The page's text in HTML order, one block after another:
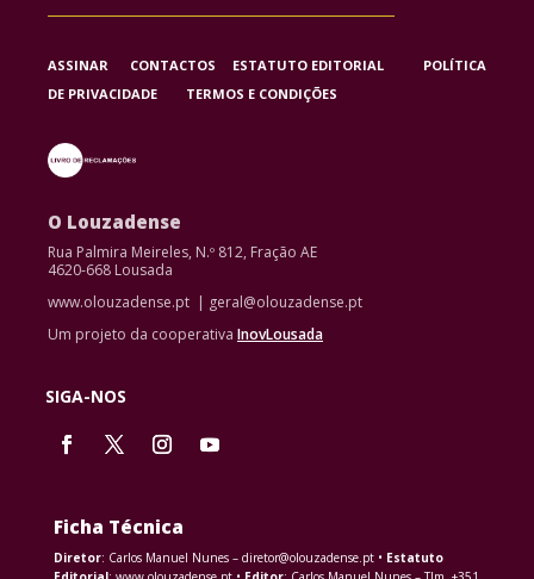
ASSINAR CONTACTOS ESTATUTO EDITORIAL POLÍTICA
DE PRIVACIDADE TERMOS E CONDIÇÕES
O Louzadense
Rua Palmira Meireles, N.º 812, Fração AE
4620-668 Lousada
www.olouzadense.pt | geral@olouzadense.pt
Um projeto da cooperativa InovLousada
SIGA-NOS
Ficha Técnica
Diretor: Carlos Manuel Nunes – diretor@olouzadense.pt • Estatuto